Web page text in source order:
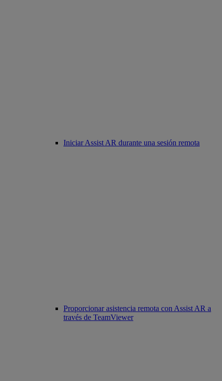
Iniciar Assist AR durante una sesión remota
Proporcionar asistencia remota con Assist AR a
través de TeamViewer